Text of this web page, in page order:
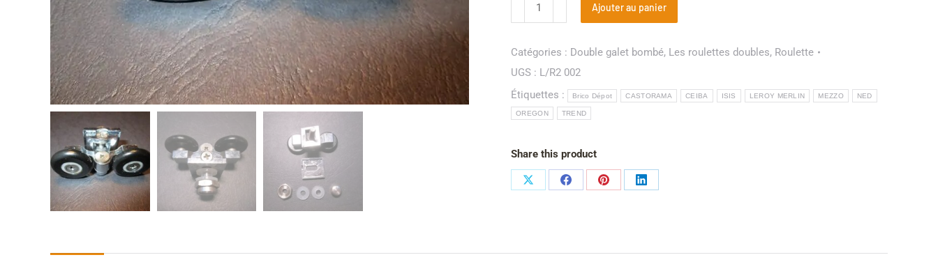
Ajouter au panier
Catégories : Double galet bombé, Les roulettes doubles, Roulette
UGS : L/R2 002
Étiquettes :
Brico Dépot CASTORAMA CEIBA ISIS LEROY MERLIN MEZZO NED
OREGON TREND
Share this product